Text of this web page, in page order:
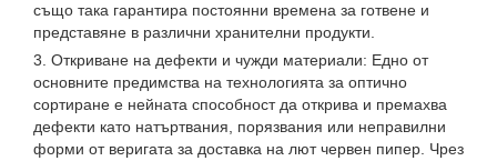
също така гарантира постоянни времена за готвене и
представяне в различни хранителни продукти.
3. Откриване на дефекти и чужди материали: Едно от
основните предимства на технологията за оптично
сортиране е нейната способност да открива и премахва
дефекти като натъртвания, порязвания или неправилни
форми от веригата за доставка на лют червен пипер. Чрез